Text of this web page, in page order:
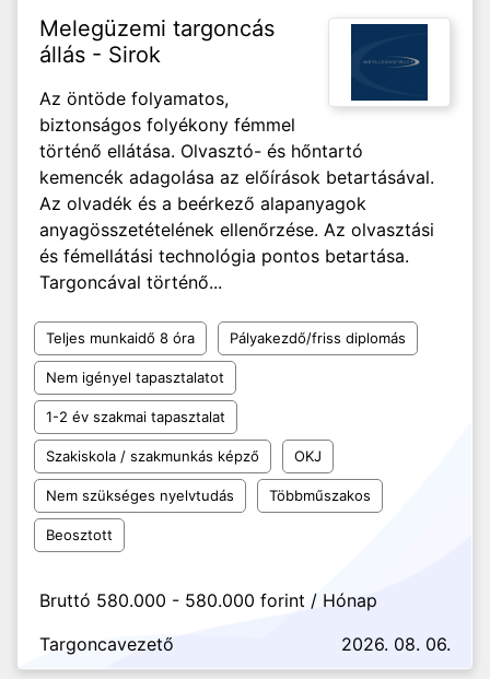
Melegüzemi targoncás
állás - Sirok
Az öntöde folyamatos,
biztonságos folyékony fémmel
történő ellátása. Olvasztó- és hőntartó
kemencék adagolása az előírások betartásával.
Az olvadék és a beérkező alapanyagok
anyagösszetételének ellenőrzése. Az olvasztási
és fémellátási technológia pontos betartása.
Targoncával történő...
Teljes munkaidő 8 óra Pályakezdő/friss diplomás
Nem igényel tapasztalatot
1-2 év szakmai tapasztalat
Szakiskola / szakmunkás képző OKJ
Nem szükséges nyelvtudás Többműszakos
Beosztott
Bruttó 580.000 - 580.000 forint / Hónap
Targoncavezető
2026. 08. 06.